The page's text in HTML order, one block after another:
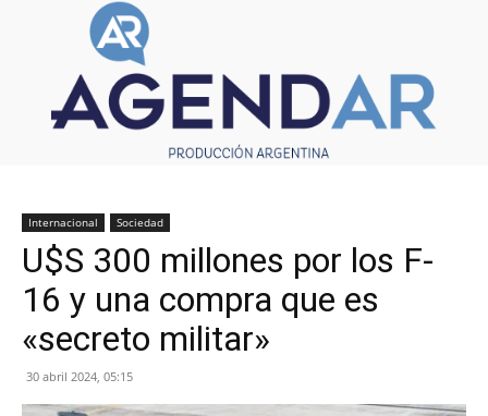
Internacional Sociedad
U$S 300 millones por los F-
16 y una compra que es
«secreto militar»
30 abril 2024, 05:15